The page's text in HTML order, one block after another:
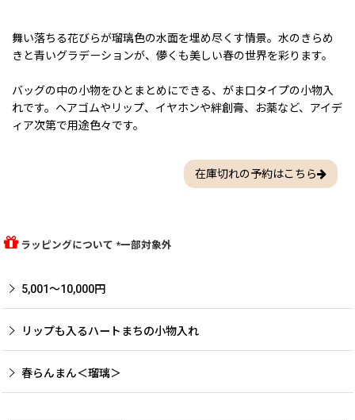
舞い落ちる花びらが瑠璃色の水面を埋め尽くす情景。水のきらめ
きと青いグラデーションが、儚くも美しい春の世界を彩ります。
バッグの中の小物をひとまとめにできる、がま口タイプの小物入
れです。ヘアゴムやリップ、イヤホンや絆創膏、お薬など、アイデ
ィア次第で用途色々です。
在庫切れの予約はこちら
ラッピングについて *一部対象外
5,001〜10,000円
リップも入るハートまちの小物入れ
春らんまん＜瑠璃＞